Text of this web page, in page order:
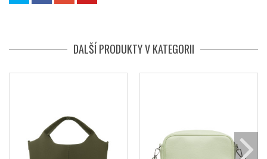
DALŠÍ PRODUKTY V KATEGORII